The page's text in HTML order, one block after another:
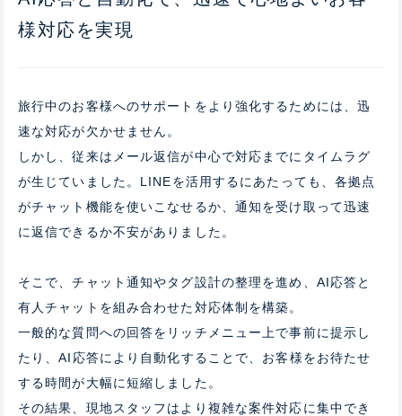
様対応を実現
旅行中のお客様へのサポートをより強化するためには、迅
速な対応が欠かせません。
しかし、従来はメール返信が中心で対応までにタイムラグ
が生じていました。LINEを活用するにあたっても、各拠点
がチャット機能を使いこなせるか、通知を受け取って迅速
に返信できるか不安がありました。
そこで、チャット通知やタグ設計の整理を進め、AI応答と
有人チャットを組み合わせた対応体制を構築。
一般的な質問への回答をリッチメニュー上で事前に提示し
たり、AI応答により自動化することで、お客様をお待たせ
する時間が大幅に短縮しました。
その結果、現地スタッフはより複雑な案件対応に集中でき